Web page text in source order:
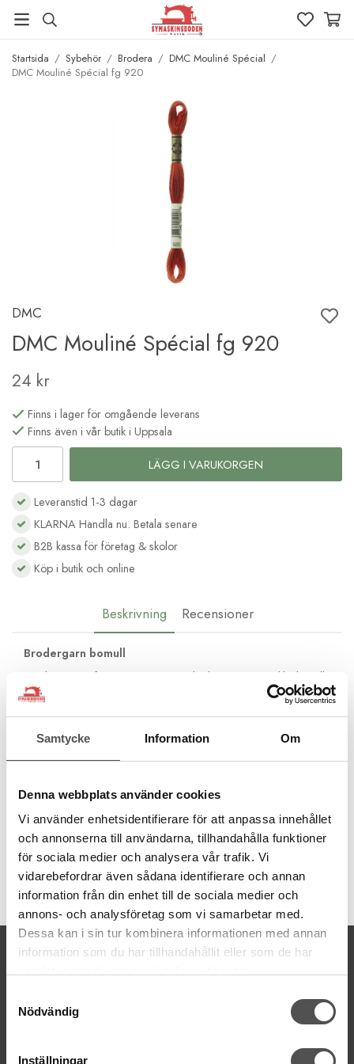
Samtycke Information Om
Denna webbplats använder cookies
Vi använder enhetsidentifierare för att anpassa innehållet
och annonserna till användarna, tillhandahålla funktioner
för sociala medier och analysera vår trafik. Vi
vidarebefordrar även sådana identifierare och annan
information från din enhet till de sociala medier och
annons- och analysföretag som vi samarbetar med.
Dessa kan i sin tur kombinera informationen med annan
information som du har tillhandahållit eller som de har
Nödvändig
Inställningar
Startsida / Sybehör / Brodera / DMC Mouliné Spécial /
DMC Mouliné Spécial fg 920
DMC
DMC Mouliné Spécial fg 920
24 kr
Finns i lager för omgående leverans
Finns även i vår butik i Uppsala
LÄGG I VARUKORGEN
Leveranstid 1-3 dagar
KLARNA Handla nu. Betala senare
B2B kassa för företag & skolor
Köp i butik och online
Beskrivning Recensioner
Brodergarn bomull
Moulinégarnet från DMC är av hög kvalité och passar lika bra till
frihandsbroderi som till korsstygnsbroderi. Det består av 6
trådar av bomull med vacker glans och kan delas upp efter
färgbeständigt.
100% bomull
färgbeständigt
Artikelnummer:
DMC117MC-920
KONTAKTA OSS
kontakt@symaskinsboden.se
Tel. 018-150525